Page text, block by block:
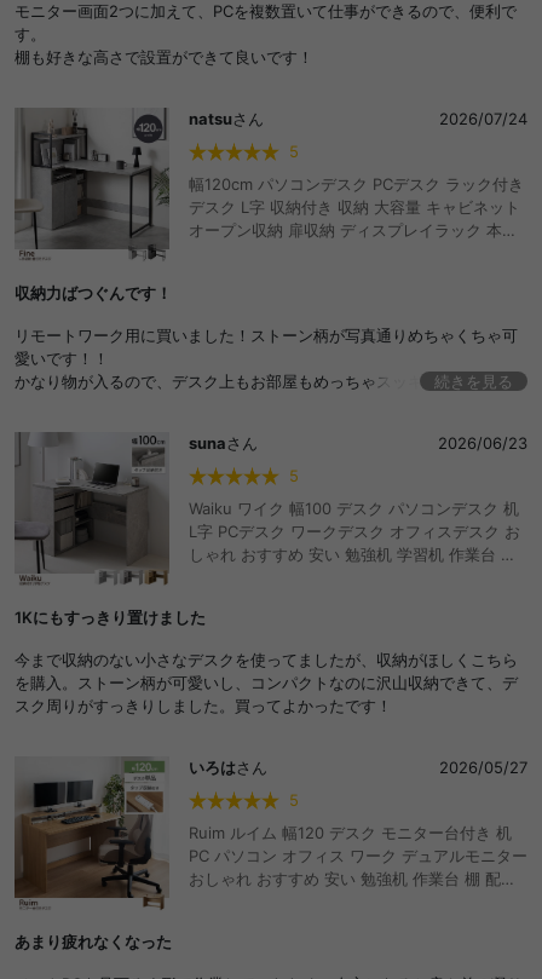
機能 デッドスペース
モニター画面2つに加えて、PCを複数置いて仕事ができるので、便利で
す。
棚も好きな高さで設置ができて良いです！
natsuさん
2026/07/24
5
幅120cm パソコンデスク PCデスク ラック付き
デスク L字 収納付き 収納 大容量 キャビネット
オープン収納 扉収納 ディスプレイラック 本棚
収納力ばつぐんです！
リモートワーク用に買いました！ストーン柄が写真通りめちゃくちゃ可
愛いです！！
かなり物が入るので、デスク上もお部屋もめっちゃスッキリしました笑
続きを見る
sunaさん
2026/06/23
5
Waiku ワイク 幅100 デスク パソコンデスク 机
L字 PCデスク ワークデスク オフィスデスク お
しゃれ おすすめ 安い 勉強机 学習机 作業台 収
書斎 大人 コンパクト テーブル タップ収納
1Kにもすっきり置けました
今まで収納のない小さなデスクを使ってましたが、収納がほしくこちら
を購入。ストーン柄が可愛いし、コンパクトなのに沢山収納できて、デ
スク周りがすっきりしました。買ってよかったです！
いろはさん
2026/05/27
5
Ruim ルイム 幅120 デスク モニター台付き 机
PC パソコン オフィス ワーク デュアルモニター
おしゃれ おすすめ 安い 勉強机 作業台 棚 配線
あまり疲れなくなった